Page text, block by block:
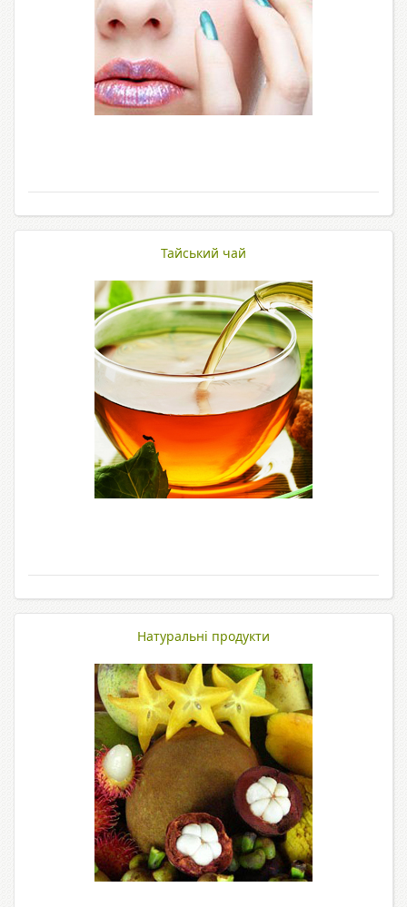
Тайський чай
Натуральні продукти